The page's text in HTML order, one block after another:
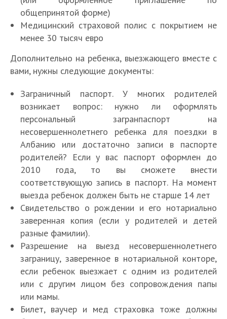
общепринятой форме)
Медицинский страховой полис с покрытием не
менее 30 тысяч евро
Дополнительно на ребенка, выезжающего вместе с
вами, нужны следующие документы:
Заграничный паспорт. У многих родителей
возникает вопрос: нужно ли оформлять
персональный загранпаспорт на
несовершеннолетнего ребенка для поездки в
Албанию или достаточно записи в паспорте
родителей? Если у вас паспорт оформлен до
2010 года, то вы сможете внести
соответствующую запись в паспорт. На момент
выезда ребенок должен быть не старше 14 лет
Свидетельство о рождении и его нотариально
заверенная копия (если у родителей и детей
разные фамилии).
Разрешение на выезд несовершеннолетнего
заграницу, заверенное в нотариальной конторе,
если ребенок выезжает с одним из родителей
или с другим лицом без сопровождения папы
или мамы.
Билет, ваучер и мед страховка тоже должны